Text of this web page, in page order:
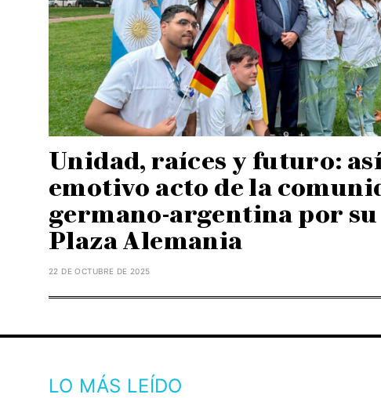
Unidad, raíces y futuro:
emotivo acto de la
germano-argentina por su
Plaza Alemania
22 DE OCTUBRE DE 2025
LO MÁS LEÍDO